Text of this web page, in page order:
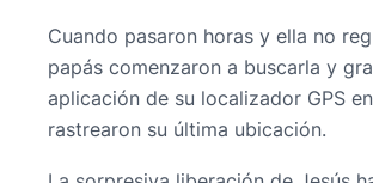
Cuando pasaron horas y ella no
papás comenzaron a buscarla y
aplicación de su localizador GPS
rastrearon su última ubicación.